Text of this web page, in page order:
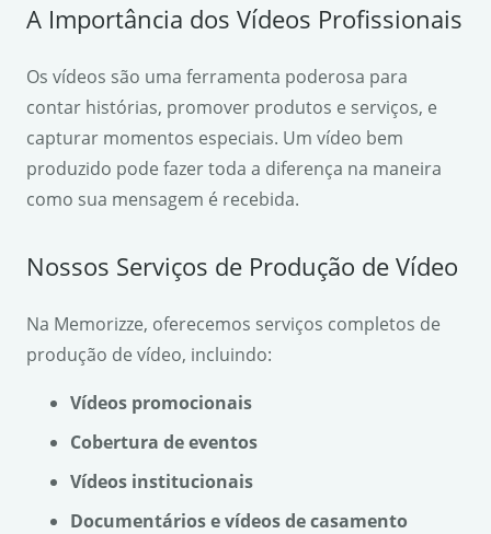
A Importância dos Vídeos Profissionais
Os vídeos são uma ferramenta poderosa para
contar histórias, promover produtos e serviços, e
capturar momentos especiais. Um vídeo bem
produzido pode fazer toda a diferença na maneira
como sua mensagem é recebida.
Nossos Serviços de Produção de Vídeo
Na Memorizze, oferecemos serviços completos de
produção de vídeo, incluindo:
Vídeos promocionais
Cobertura de eventos
Vídeos institucionais
Documentários e vídeos de casamento